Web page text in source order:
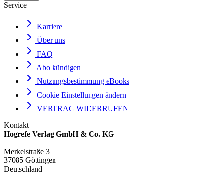
Service
Karriere
Über uns
FAQ
Abo kündigen
Nutzungsbestimmung eBooks
Cookie Einstellungen ändern
VERTRAG WIDERRUFEN
Kontakt
Hogrefe Verlag GmbH & Co. KG
Merkelstraße 3
37085 Göttingen
Deutschland